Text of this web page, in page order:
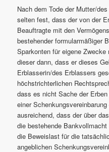
Nach dem Tode der Mutter/
selten fest, dass der von der
Beauftragte mit den
bestehender formularmäßiger
Sparkonten für eigene
dieser dann, dass er dieses
Erblasserin/des Erblassers
höchstrichterlichen
dass es nicht Sache der
einer
ausreichend, dass der über
die bestehende
die Beweislast für die
angeblichen